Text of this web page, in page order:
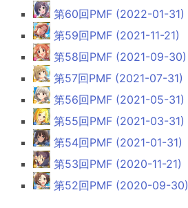
第60回PMF (2022-01-31)
第59回PMF (2021-11-21)
第58回PMF (2021-09-30)
第57回PMF (2021-07-31)
第56回PMF (2021-05-31)
第55回PMF (2021-03-31)
第54回PMF (2021-01-31)
第53回PMF (2020-11-21)
第52回PMF (2020-09-30)